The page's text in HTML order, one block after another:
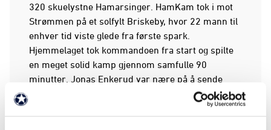
320 skuelystne Hamarsinger. HamKam tok i mot
Strømmen på et solfylt Briskeby, hvor 22 mann til
enhver tid viste glede fra første spark.
Hjemmelaget tok kommandoen fra start og spilte
en meget solid kamp gjennom samfulle 90
minutter. Jonas Enkerud var nære på å sende
HamKam i ledelsen halvveis ut i omgangen, men
styringen strøk utenfor stolpen. Kort tid etter